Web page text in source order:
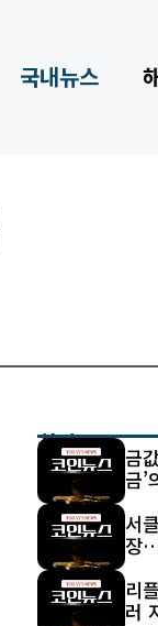
국내뉴스
최신 글
금
금’
서
장
리
러